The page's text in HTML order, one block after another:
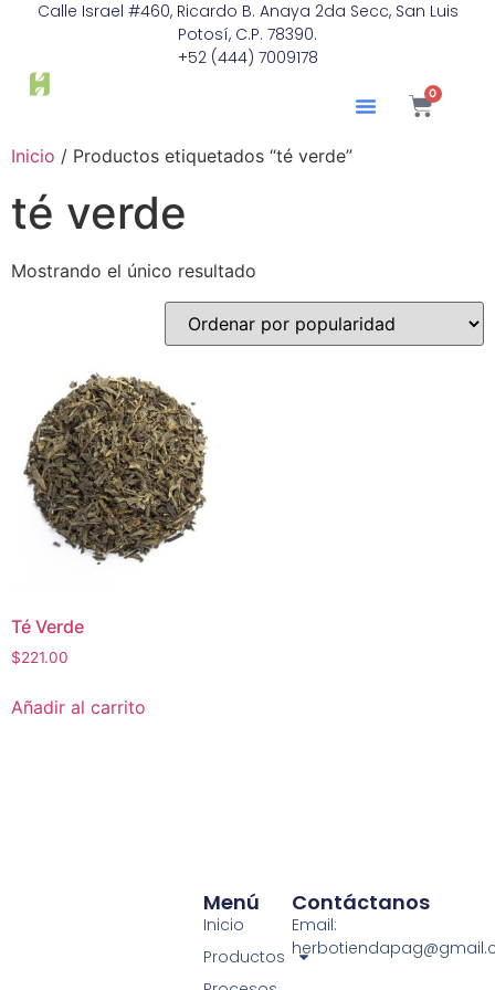
Calle Israel #460, Ricardo B. Anaya 2da Secc, San Luis
Potosí, C.P. 78390.
+52 (444) 7009178
0
Inicio / Productos etiquetados “té verde”
té verde
Mostrando el único resultado
Té Verde
$221.00
Añadir al carrito
Menú
Inicio
Productos
Contáctanos
Email: